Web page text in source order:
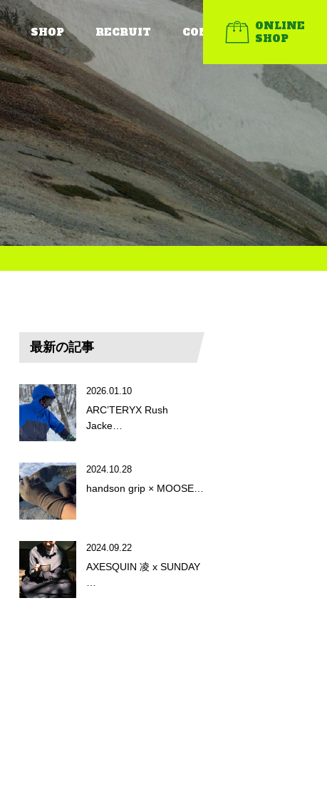
SHOP RECRUIT CONTACT
ONLINE
SHOP
最新の記事
2026.01.10
ARC’TERYX Rush
Jacke…
2024.10.28
handson grip × MOOSE…
2024.09.22
AXESQUIN 凌 x SUNDAY